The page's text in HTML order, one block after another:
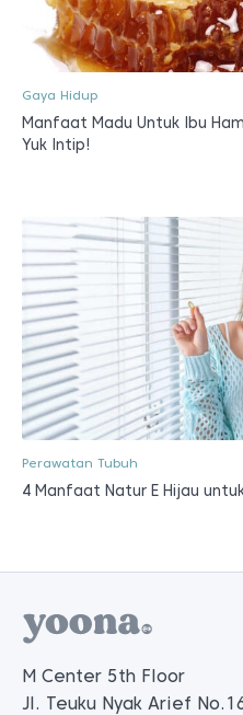
Gaya Hidup
Manfaat Madu Untuk Ibu
Yuk Intip!
Perawatan Tubuh
4 Manfaat Natur E Hijau
M Center 5th Floor
Jl. Teuku Nyak Arief